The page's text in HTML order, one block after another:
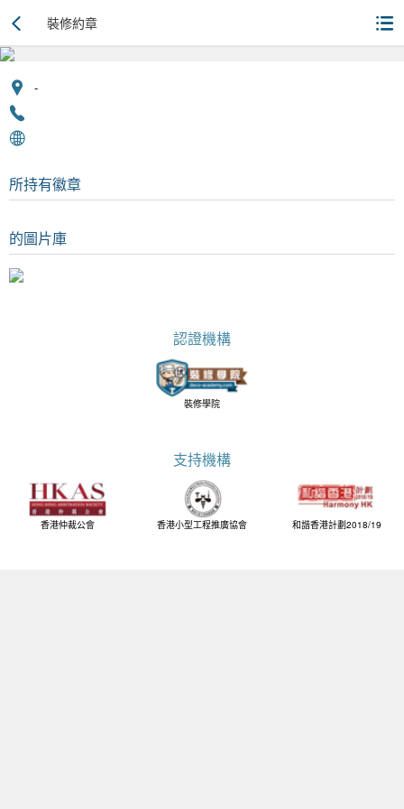
裝修約章
-
所持有徽章
的圖片庫
認證機構
裝修學院
支持機構
香港仲裁公會 香港小型工程推廣協會 和諧香港計劃2018/19